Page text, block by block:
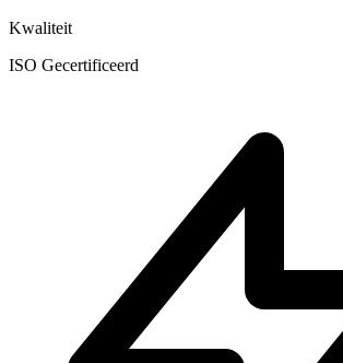
Kwaliteit
ISO Gecertificeerd